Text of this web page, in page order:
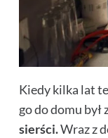
Kiedy kilka lat
go do domu był
sierści.Wraz z